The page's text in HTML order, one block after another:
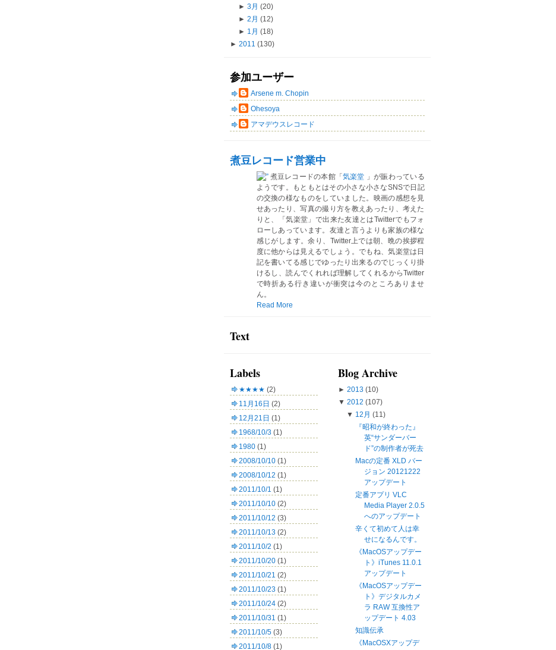
► 3月 (20)
► 2月 (12)
► 1月 (18)
► 2011 (130)
参加ユーザー
Arsene m. Chopin
Ohesoya
アマデウスレコード
煮豆レコード営業中
煮豆レコードの本館「 気楽堂 」が賑わっている
ようです。もともとはその小さな小さなSNSで日記
の交換の様なものをしていました。映画の感想を見
せあったり、写真の撮り方を教えあったり、考えた
りと、「気楽堂」で出来た友達とはTwitterでもフォ
ローしあっています。友達と言うよりも家族の様な
感じがします。余り、Twitter上では朝、晩の挨拶程
度に他からは見えるでしょう。でもね、気楽堂は日
記を書いてる感じでゆったり出来るのでじっくり掛
けるし、読んでくれれば理解してくれるからTwitter
で時折ある行き違いが衝突は今のところありませ
ん。
Read More
Text
Labels
★★★★ (2)
11月16日 (2)
12月21日 (1)
1968/10/3 (1)
1980 (1)
2008/10/10 (1)
2008/10/12 (1)
2011/10/1 (1)
2011/10/10 (2)
2011/10/12 (3)
2011/10/13 (2)
2011/10/2 (1)
2011/10/20 (1)
2011/10/21 (2)
2011/10/23 (1)
2011/10/24 (2)
2011/10/31 (1)
2011/10/5 (3)
2011/10/8 (1)
Blog Archive
► 2013 (10)
▼ 2012 (107)
▼ 12月 (11)
『昭和が終わった』
英“サンダーバー
ド”の制作者が死去
Macの定番 XLD バー
ジョン 20121222
アップデート
定番アプリ VLC
Media Player 2.0.5
へのアップデート
辛くて初めて人は幸
せになるんです。
《MacOSアップデー
ト》iTunes 11.0.1
アップデート
《MacOSアップデー
ト》デジタルカメ
ラ RAW 互換性ア
ップデート 4.03
知識伝承
《MacOSXアップデ